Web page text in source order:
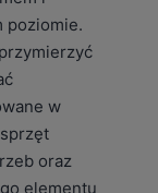
poziomie.
w
oraz
elementu